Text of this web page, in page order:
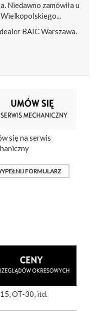
Niedawno zamówiła u
BAIC Warszawa.
się na serwis
FORMULARZ
OT-30, itd.